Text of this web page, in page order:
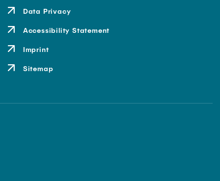
Data Privacy
Accessibility Statement
Imprint
Sitemap